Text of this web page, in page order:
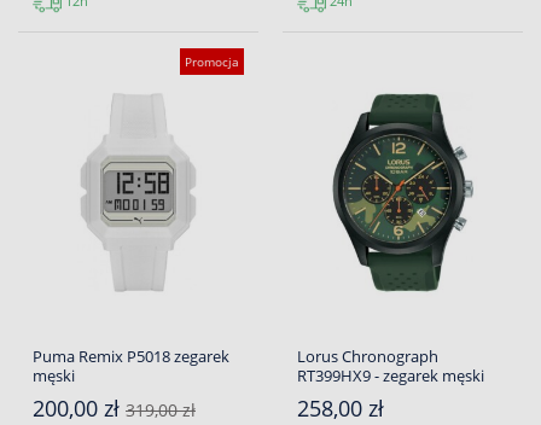
Promocja
Puma Remix P5018 zegarek
męski
200,00 zł 319,00 zł
Lorus Chronograph
RT399HX9 - zegarek męski
258,00 zł